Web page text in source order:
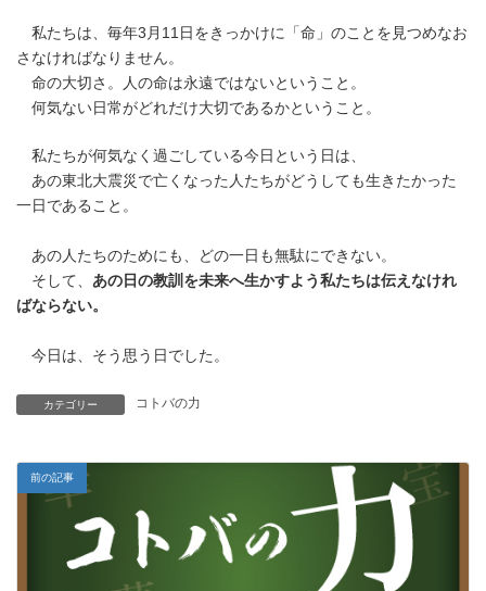
私たちは、毎年3月11日をきっかけに「命」のことを見つめなお
さなければなりません。
命の大切さ。人の命は永遠ではないということ。
何気ない日常がどれだけ大切であるかということ。
私たちが何気なく過ごしている今日という日は、
あの東北大震災で亡くなった人たちがどうしても生きたかった
一日であること。
あの人たちのためにも、どの一日も無駄にできない。
そして、 あの日の教訓を未来へ生かすよう私たちは伝えなけれ
ばならない。
今日は、そう思う日でした。
カテゴリー コトバの力
前の記事